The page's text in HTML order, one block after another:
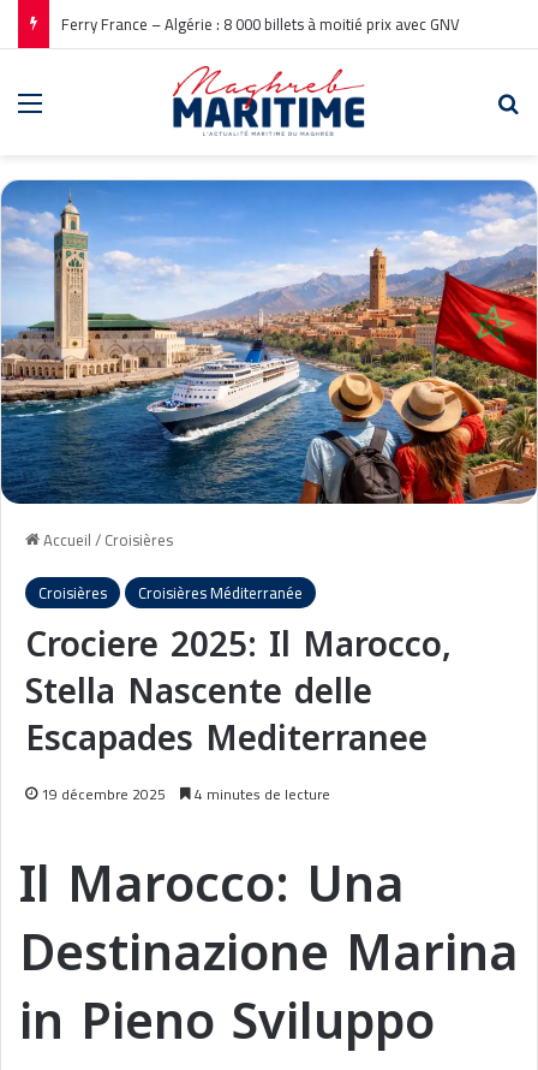
Ferry France – Algérie : 8 000 billets à moitié prix avec GNV
Accueil/Croisières
Croisières
Croisières Méditerranée
Crociere 2025: Il Marocco,
Stella Nascente delle
Escapades Mediterranee
19 décembre 2025 4 minutes de lecture
Il Marocco: Una
Destinazione Marina
in Pieno Sviluppo